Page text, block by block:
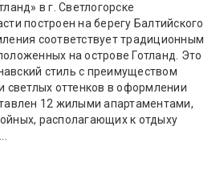
в г. Светлогорске
построен на берегу Балтийского
соответствует традиционным
на острове Готланд. Это
стиль с преимуществом
светлых оттенков в оформлении
12 жилыми апартаментами,
располагающих к отдыху